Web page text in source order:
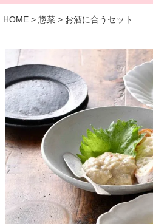
HOME 惣菜 お酒に合うセット